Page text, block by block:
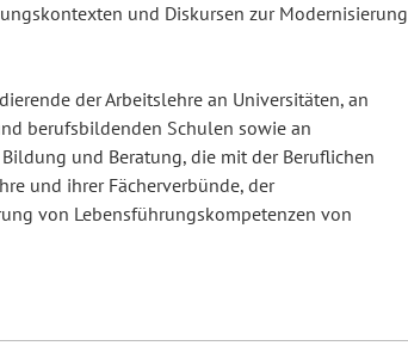
und Diskursen zur Modernisierung
der Arbeitslehre an Universitäten, an
berufsbildenden Schulen sowie an
und Beratung, die mit der Beruflichen
und ihrer Fächerverbünde, der
von Lebensführungskompetenzen von